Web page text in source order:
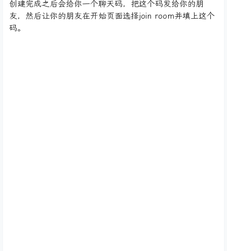
创建完成之后会给你一个聊天码，把这个码发给你的朋
友，然后让你的朋友在开始页面选择join room并填上这个
码。